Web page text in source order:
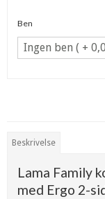
Ben
Beskrivelse
Lama Family
med Ergo 2-